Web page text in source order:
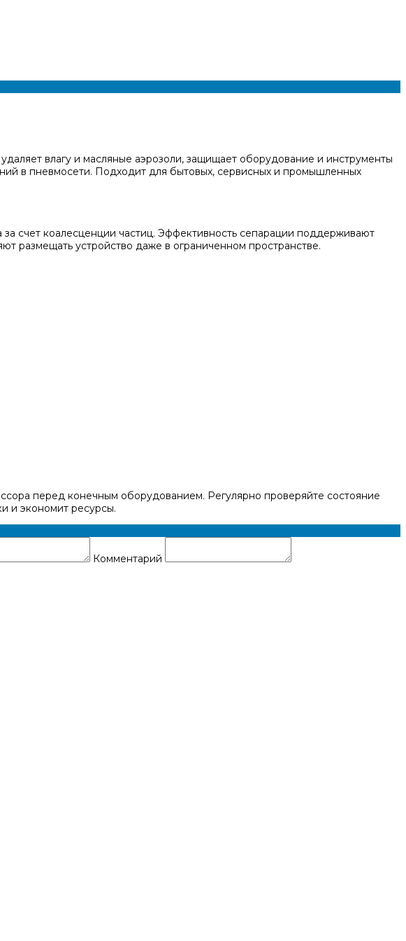
влагу и масляные аэрозоли, защищает оборудование и инструменты
в пневмосети. Подходит для бытовых, сервисных и промышленных
счет коалесценции частиц. Эффективность сепарации поддерживают
размещать устройство даже в ограниченном пространстве.
перед конечным оборудованием. Регулярно проверяйте состояние
и экономит ресурсы.
Комментарий